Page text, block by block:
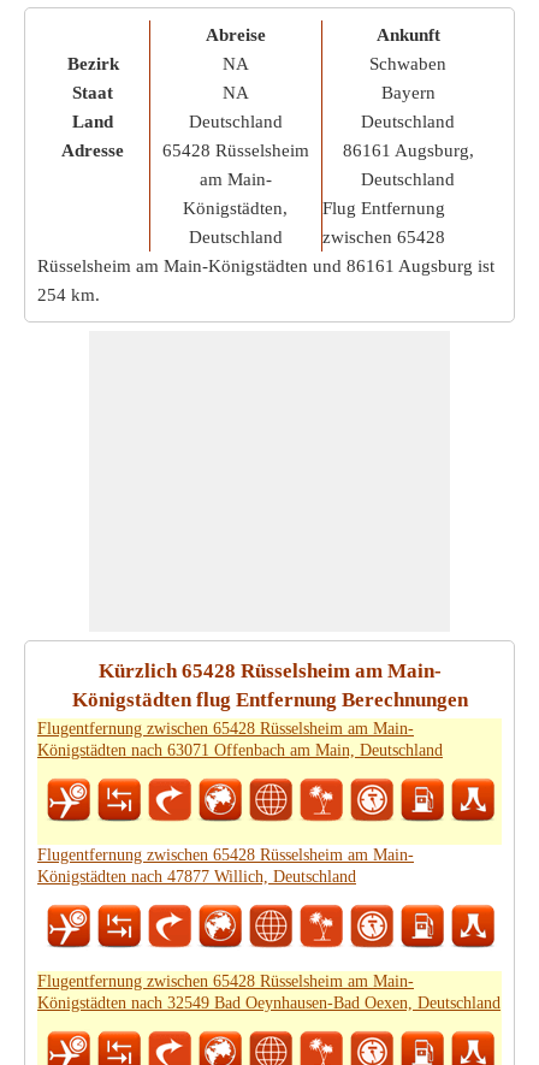
Bezirk
Staat
Land
Adresse
Abreise
NA
NA
Deutschland
65428 Rüsselsheim
am Main-
Königstädten,
Deutschland
Ankunft
Schwaben
Bayern
Deutschland
86161 Augsburg,
Deutschland
Flug Entfernung
zwischen 65428
Rüsselsheim am Main-Königstädten und 86161 Augsburg ist
254 km.
Kürzlich 65428 Rüsselsheim am Main-
Königstädten flug Entfernung Berechnungen
Flugentfernung zwischen 65428 Rüsselsheim am Main-
Königstädten nach 63071 Offenbach am Main, Deutschland
Flugentfernung zwischen 65428 Rüsselsheim am Main-
Königstädten nach 47877 Willich, Deutschland
Flugentfernung zwischen 65428 Rüsselsheim am Main-
Königstädten nach 32549 Bad Oeynhausen-Bad Oexen, Deutschland